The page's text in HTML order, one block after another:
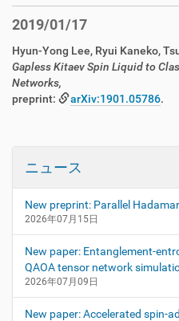
2019/01/17
Hyun-Yong Lee, Ryui Kaneko,
Gapless Kitaev Spin Liquid to
Networks,
preprint:
arXiv:1901.05786.
ニュース
New preprint: Parallel
2026年07月15日
New paper: Entanglement-
QAOA tensor network
2026年07月09日
New paper: Accelerated spin-